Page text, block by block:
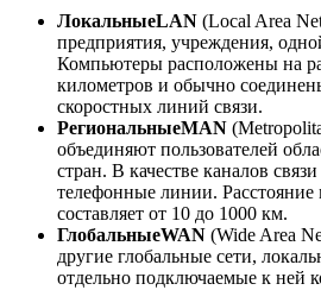
ЛокальныеLAN (Local Area
предприятия, учреждения,
Компьютеры расположены на
километ­ров и обычно
скоростных линий связи.
РегиональныеMAN
объединяют пользователей
стран. В качестве каналов
телефонные линии. Расстояние
составляет от 10 до 1000 км.
ГлобальныеWAN (Wide Area
другие глобальные сети,
отдельно подключаемые к ней